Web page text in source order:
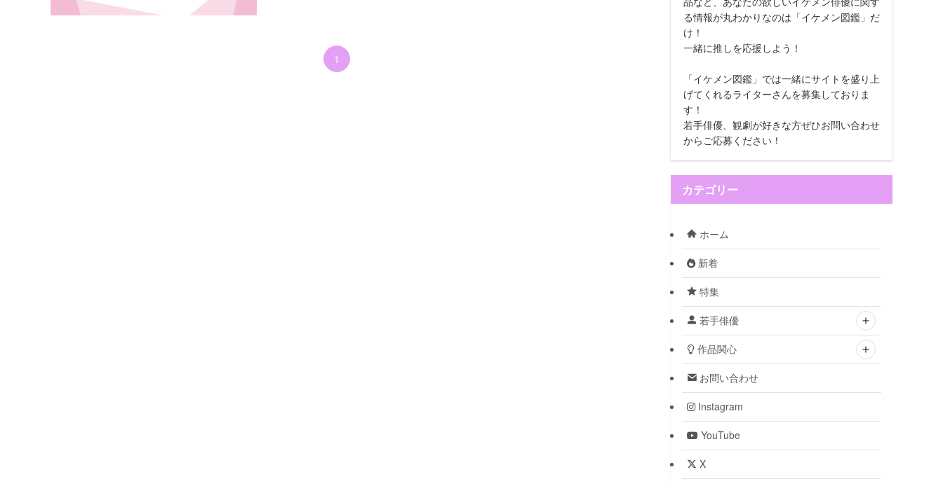
1
る情報が丸わかりなのは「イケメン図鑑」だ
け！
一緒に推しを応援しよう！
「イケメン図鑑」では一緒にサイトを盛り上
げてくれるライターさんを募集しておりま
す！
若手俳優、観劇が好きな方ぜひお問い合わせ
からご応募ください！
カテゴリー
ホーム
新着
特集
若手俳優
作品関心
お問い合わせ
Instagram
YouTube
X